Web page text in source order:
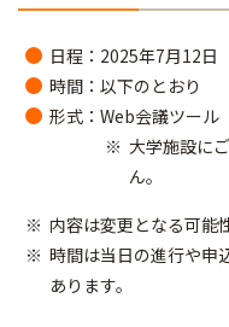
日程：2025年7月12日
時間：以下のとおり
形式：Web会議ツー
大学施設に
ん。
内容は変更となる可能
時間は当日の進行や申
あります。